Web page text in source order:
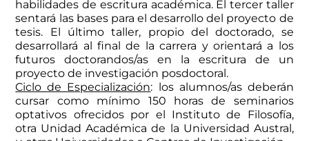
habilidades de escritura académica. El tercer taller
sentará las bases para el desarrollo del proyecto de
tesis. El último taller, propio del doctorado, se
desarrollará al final de la carrera y orientará a los
futuros doctorandos/as en la escritura de un
proyecto de investigación posdoctoral.
Ciclo de Especialización: los alumnos/as deberán
cursar como mínimo 150 horas de seminarios
optativos ofrecidos por el Instituto de Filosofía,
otra Unidad Académica de la Universidad Austral,